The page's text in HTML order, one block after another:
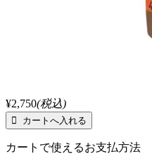
¥2,750(税込)
カートで使えるお支払方法